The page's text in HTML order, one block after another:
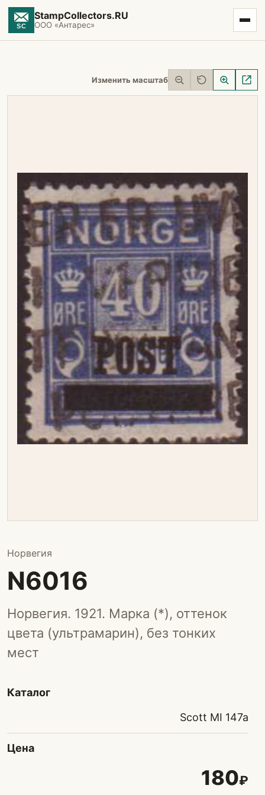
StampCollectors.RU
ООО «Антарес»
Изменить масштаб
Норвегия
N6016
Норвегия. 1921. Марка (*), оттенок
цвета (ультрамарин), без тонких
мест
Каталог
Scott MI 147a
Цена
180₽